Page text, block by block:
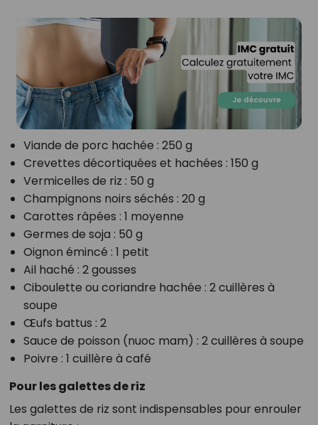
Viande de porc hachée : 250 g
Crevettes décortiquées et hachées : 150 g
Vermicelles de riz : 50 g
Champignons noirs séchés : 20 g
Carottes râpées : 1 moyenne
Germes de soja : 50 g
Oignon émincé : 1 petit
Ail haché : 2 gousses
Ciboulette ou coriandre hachée : 2 cuillères à
soupe
Œufs battus : 2
Sauce de poisson (nuoc mam) : 2 cuillères à soupe
Poivre : 1 cuillère à café
Pour les galettes de riz
Les galettes de riz sont indispensables pour enrouler